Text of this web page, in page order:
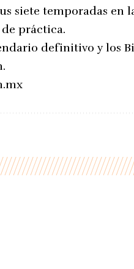
siete temporadas en
práctica.
definitivo y los